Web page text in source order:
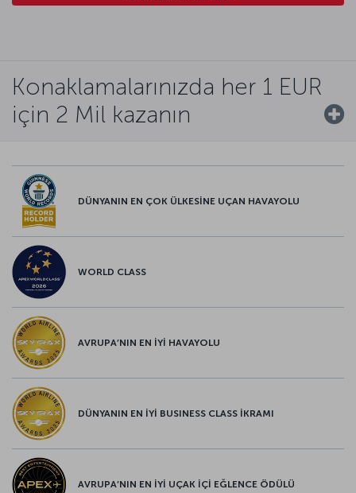
Konaklamalarınızda her 1 EUR
için 2 Mil kazanın
DÜNYANIN EN ÇOK ÜLKESİNE UÇAN HAVAYOLU
WORLD CLASS
AVRUPA’NIN EN İYİ HAVAYOLU
DÜNYANIN EN İYİ BUSINESS CLASS İKRAMI
AVRUPA’NIN EN İYİ UÇAK İÇİ EĞLENCE ÖDÜLÜ